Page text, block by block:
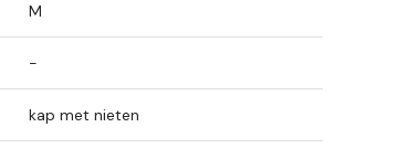
M
-
kap met nieten